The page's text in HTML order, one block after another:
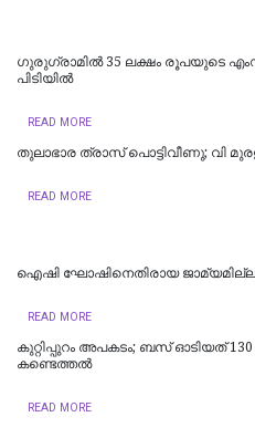
ഗുരുഗ്രാമിൽ 35 ലക്ഷം രൂപയുടെ
പിടിയില്‍
READ MORE
തുലാഭാര ത്രാസ് പൊട്ടിവീണു; വി
READ MORE
ഐഷി ഘോഷിനെതിരായ ജാമ്യമില്ലാ
READ MORE
കുറ്റിപ്പുറം അപകടം; ബസ് ഓടിയത് 130
കണ്ടെത്തൽ
READ MORE